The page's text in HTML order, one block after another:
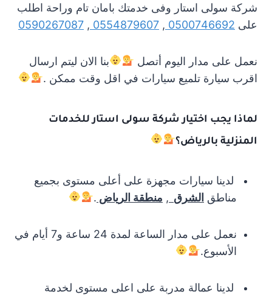
شركة سولى استار وفى خدمتك بامان تام وراحة اطلب
على 0500746692
,
0554879607
,
0590267087
نعمل على مدار اليوم أتصل
بنا الان ليتم ارسال
اقرب سيارة تلميع سيارات في اقل وقت ممكن .
لماذا يجب اختيار شركة سولى استار للخدمات
المنزلية بالرياض؟
لدينا سيارات مجهزة على أعلى مستوى بجميع
مناطق الشرق , منطقة الرياض .
نعمل على مدار الساعة لمدة 24 ساعة و7 أيام في
الأسبوع.
لدينا عمالة مدربة على اعلى مستوى لخدمة